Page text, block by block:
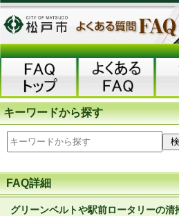
キーワードから探す
FAQ詳細
グリーンベルトや駅前ロータリーの